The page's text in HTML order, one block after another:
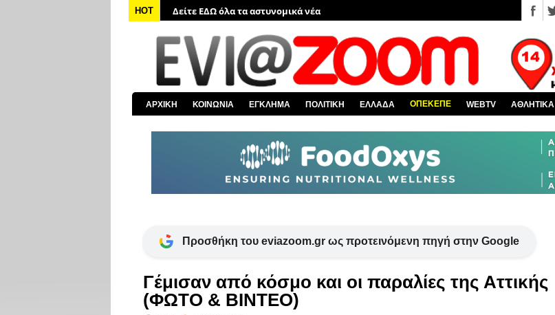
HOT
Δείτε ΕΔΩ όλα τα αστυνομικά νέα
Δείτε ΕΔΩ όλα τα νέα από τον κόσμο
Δείτε ΕΔΩ όλα τα νέα για την Χαλκίδα και όλη την Εύβοια
Δείτε ΕΔΩ όλες τις ειδήσεις από την Ελλάδα
Δείτε ΕΔΩ όλα τα πολιτικά νέα
Δείτε ΕΔΩ τις αποκαλύψεις του EviaZoom.gr
ΑΡΧΙΚΗ ΚΟΙΝΩΝΙΑ ΕΓΚΛΗΜΑ ΠΟΛΙΤΙΚΗ ΕΛΛΑΔΑ ΟΠΕΚΕΠΕ WEBTV ΑΘΛΗΤΙΚΑ
Προσθήκη του eviazoom.gr ως προτεινόμενη πηγή στην Google
Γέμισαν από κόσμο και οι παραλίες της Αττικής
(ΦΩΤΟ & ΒΙΝΤΕΟ)